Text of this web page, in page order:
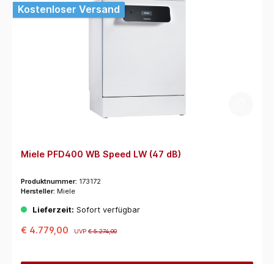
Kostenloser Versand
Miele PFD400 WB Speed LW (47 dB)
Produktnummer: 173172
Hersteller: Miele
Lieferzeit: Sofort verfügbar
€ 4.779,00 UVP€ 5.274,00